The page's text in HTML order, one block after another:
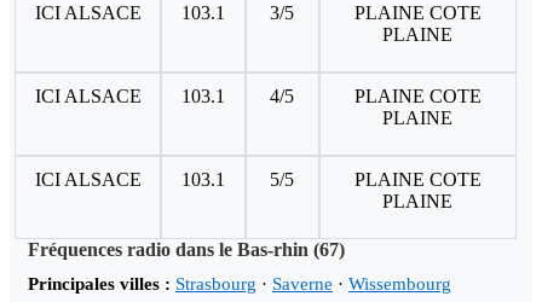
ICI ALSACE 103.1 3/5
PLAINE COTE
PLAINE
ICI ALSACE 103.1 4/5
PLAINE COTE
PLAINE
ICI ALSACE 103.1 5/5
PLAINE COTE
PLAINE
Fréquences radio dans le Bas-rhin (67)
Principales villes : Strasbourg · Saverne · Wissembourg